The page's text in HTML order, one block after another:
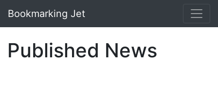
Bookmarking Jet
Published News